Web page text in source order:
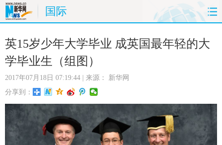
国际
首页 时政 国际 财经
娱乐 体育
时尚 思客
港澳 台湾
能源 房产 公司
英15岁少年大学毕业 成英国最年轻的大
学毕业生（组图）
2017年07月18日 07:19:44 | 来源： 新华网
分享到：